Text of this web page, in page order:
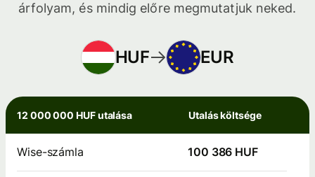
árfolyam, és mindig előre megmutatjuk neked.
HUF EUR
12 000 000 HUF utalása Utalás költsége
Wise-számla 100 386 HUF